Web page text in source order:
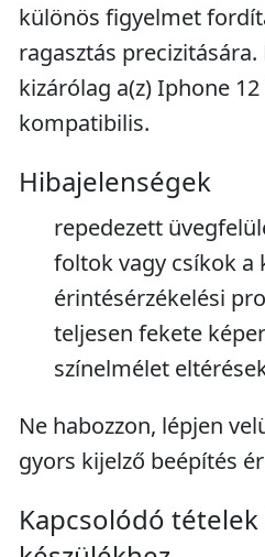
különös figyelmet
ragasztás
kizárólag a(z) Iphone
kompatibilis.
Hibajelenségek
repedezett
foltok vagy csíkok a
érintésérzékelési
teljesen fekete
színelmélet
Ne habozzon, lépjen
gyors kijelző beépítés
Kapcsolódó